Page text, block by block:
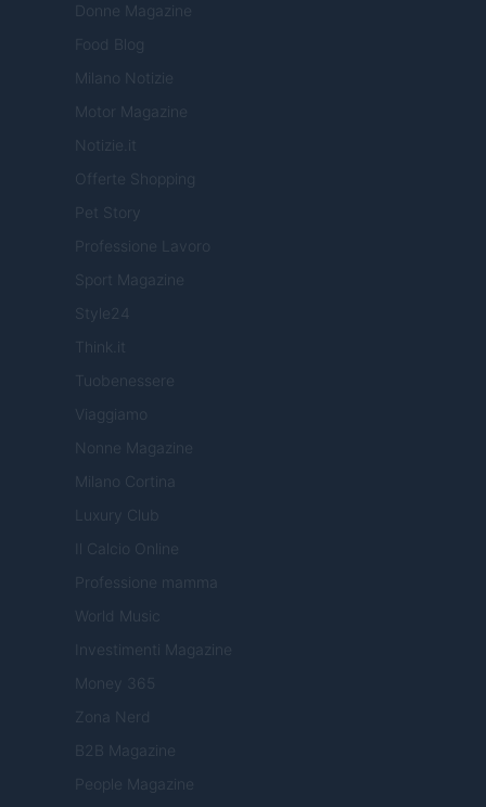
Donne Magazine
Food Blog
Milano Notizie
Motor Magazine
Notizie.it
Offerte Shopping
Pet Story
Professione Lavoro
Sport Magazine
Style24
Think.it
Tuobenessere
Viaggiamo
Nonne Magazine
Milano Cortina
Luxury Club
Il Calcio Online
Professione mamma
World Music
Investimenti Magazine
Money 365
Zona Nerd
B2B Magazine
People Magazine